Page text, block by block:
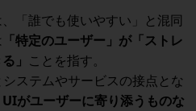
、「誰でも使いやすい」と混同
「特定のユーザー」が「ストレ
」 ことを指す。
システムやサービスの接点とな
UIがユーザーに寄り添うものな